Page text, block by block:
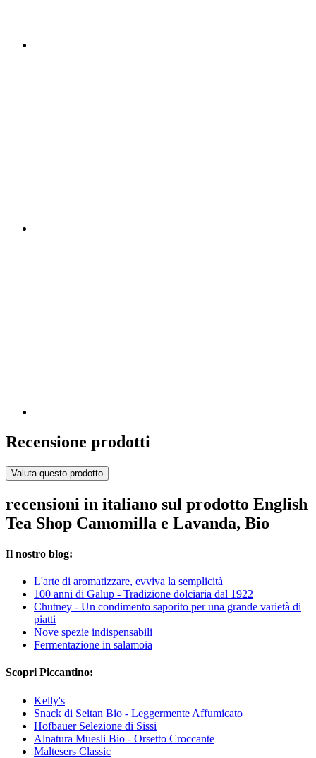
Recensione prodotti
Valuta questo prodotto
recensioni in italiano sul prodotto English
Tea Shop Camomilla e Lavanda, Bio
Il nostro blog:
L'arte di aromatizzare, evviva la semplicità
100 anni di Galup - Tradizione dolciaria dal 1922
Chutney - Un condimento saporito per una grande varietà di
piatti
Nove spezie indispensabili
Fermentazione in salamoia
Scopri Piccantino:
Kelly's
Snack di Seitan Bio - Leggermente Affumicato
Hofbauer Selezione di Sissi
Alnatura Muesli Bio - Orsetto Croccante
Maltesers Classic